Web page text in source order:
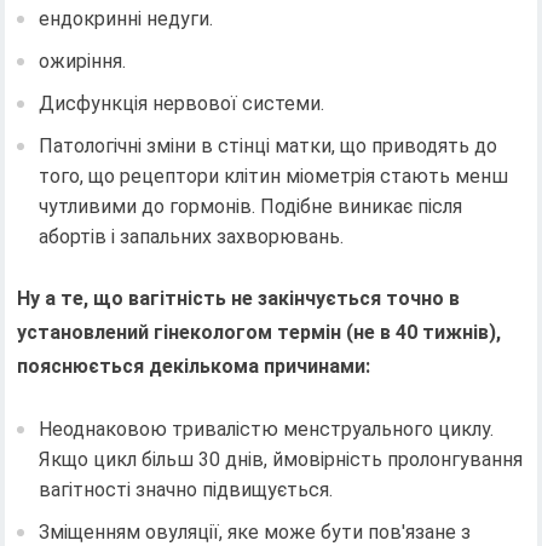
ендокринні недуги.
ожиріння.
Дисфункція нервової системи.
Патологічні зміни в стінці матки, що приводять до
того, що рецептори клітин міометрія стають менш
чутливими до гормонів. Подібне виникає після
абортів і запальних захворювань.
Ну а те, що вагітність не закінчується точно в
установлений гінекологом термін (не в 40 тижнів),
пояснюється декількома причинами:
Неоднаковою тривалістю менструального циклу.
Якщо цикл більш 30 днів, ймовірність пролонгування
вагітності значно підвищується.
Зміщенням овуляції, яке може бути пов'язане з